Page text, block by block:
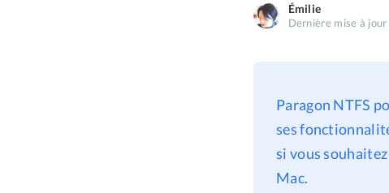
Émilie
Dernière mise à
Paragon NTFS
ses
si vous
Mac.